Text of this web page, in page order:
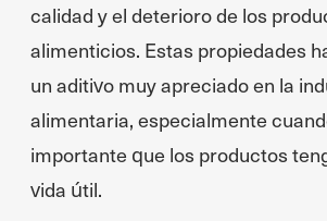
calidad y el deterioro de los
alimenticios. Estas propiedades
un aditivo muy apreciado en la
alimentaria, especialmente
importante que los productos
vida útil.